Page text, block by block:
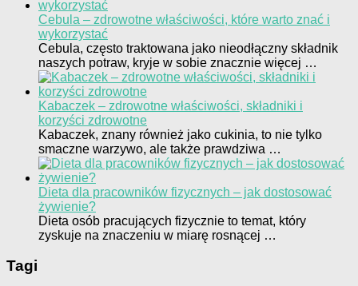
Cebula – zdrowotne właściwości, które warto znać i
wykorzystać
Cebula, często traktowana jako nieodłączny składnik
naszych potraw, kryje w sobie znacznie więcej …
Kabaczek – zdrowotne właściwości, składniki i
korzyści zdrowotne
Kabaczek, znany również jako cukinia, to nie tylko
smaczne warzywo, ale także prawdziwa …
Dieta dla pracowników fizycznych – jak dostosować
żywienie?
Dieta osób pracujących fizycznie to temat, który
zyskuje na znaczeniu w miarę rosnącej …
Tagi